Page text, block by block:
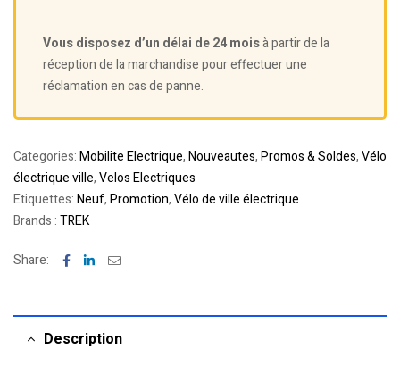
Vous disposez d’un délai de 24 moisà partir de la
réception de la marchandise pour effectuer une
réclamation en cas de panne.
Categories:Mobilite Electrique,Nouveautes,Promos & Soldes,Vélo
électrique ville,Velos Electriques
Etiquettes:Neuf,Promotion,Vélo de ville électrique
Brands :TREK
Share: Facebook
LinkedinEmail
Description